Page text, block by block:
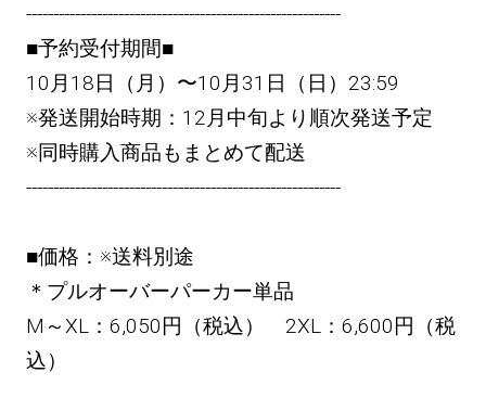
----------------------------------------------------------
■予約受付期間■
10月18日（月）〜10月31日（日）23:59
※発送開始時期：12月中旬より順次発送予定
※同時購入商品もまとめて配送
----------------------------------------------------------
■価格：※送料別途
＊プルオーバーパーカー単品
M～XL：6,050円（税込） 2XL：6,600円（税
込）